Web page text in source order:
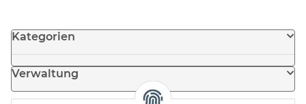
Kategorien
Verwaltung